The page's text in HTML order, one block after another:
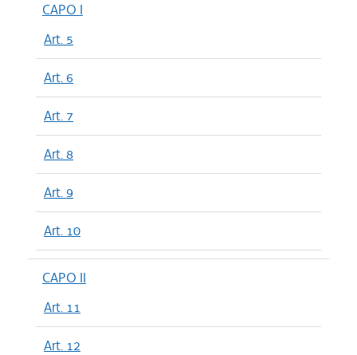
CAPO I
Art. 5
Art. 6
Art. 7
Art. 8
Art. 9
Art. 10
CAPO II
Art. 11
Art. 12